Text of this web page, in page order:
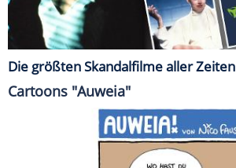
Die größten Skandalfilme aller Zeiten
Cartoons "Auweia"